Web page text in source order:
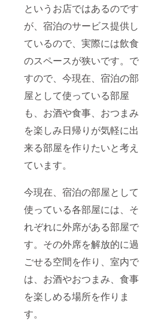
というお店ではあるのです
が、宿泊のサービス提供し
ているので、実際には飲食
のスペースが狭いです。で
すので、今現在、宿泊の部
屋として使っている部屋
も、お酒や食事、おつまみ
を楽しみ日帰りが気軽に出
来る部屋を作りたいと考え
ています。
今現在、宿泊の部屋として
使っている各部屋には、そ
れぞれに外席がある部屋で
す。その外席を解放的に過
ごせる空間を作り、室内で
は、お酒やおつまみ、食事
を楽しめる場所を作りま
す。